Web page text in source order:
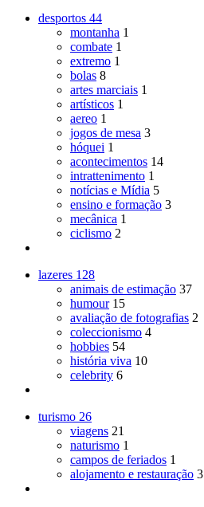
desportos 44
montanha 1
combate 1
extremo 1
bolas 8
artes marciais 1
artísticos 1
aereo 1
jogos de mesa 3
hóquei 1
acontecimentos 14
intrattenimento 1
notícias e Mídia 5
ensino e formação 3
mecânica 1
ciclismo 2
lazeres 128
animais de estimação 37
humour 15
avaliação de fotografias 2
coleccionismo 4
hobbies 54
história viva 10
celebrity 6
turismo 26
viagens 21
naturismo 1
campos de feriados 1
alojamento e restauração 3